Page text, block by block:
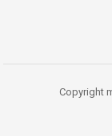
Copyright